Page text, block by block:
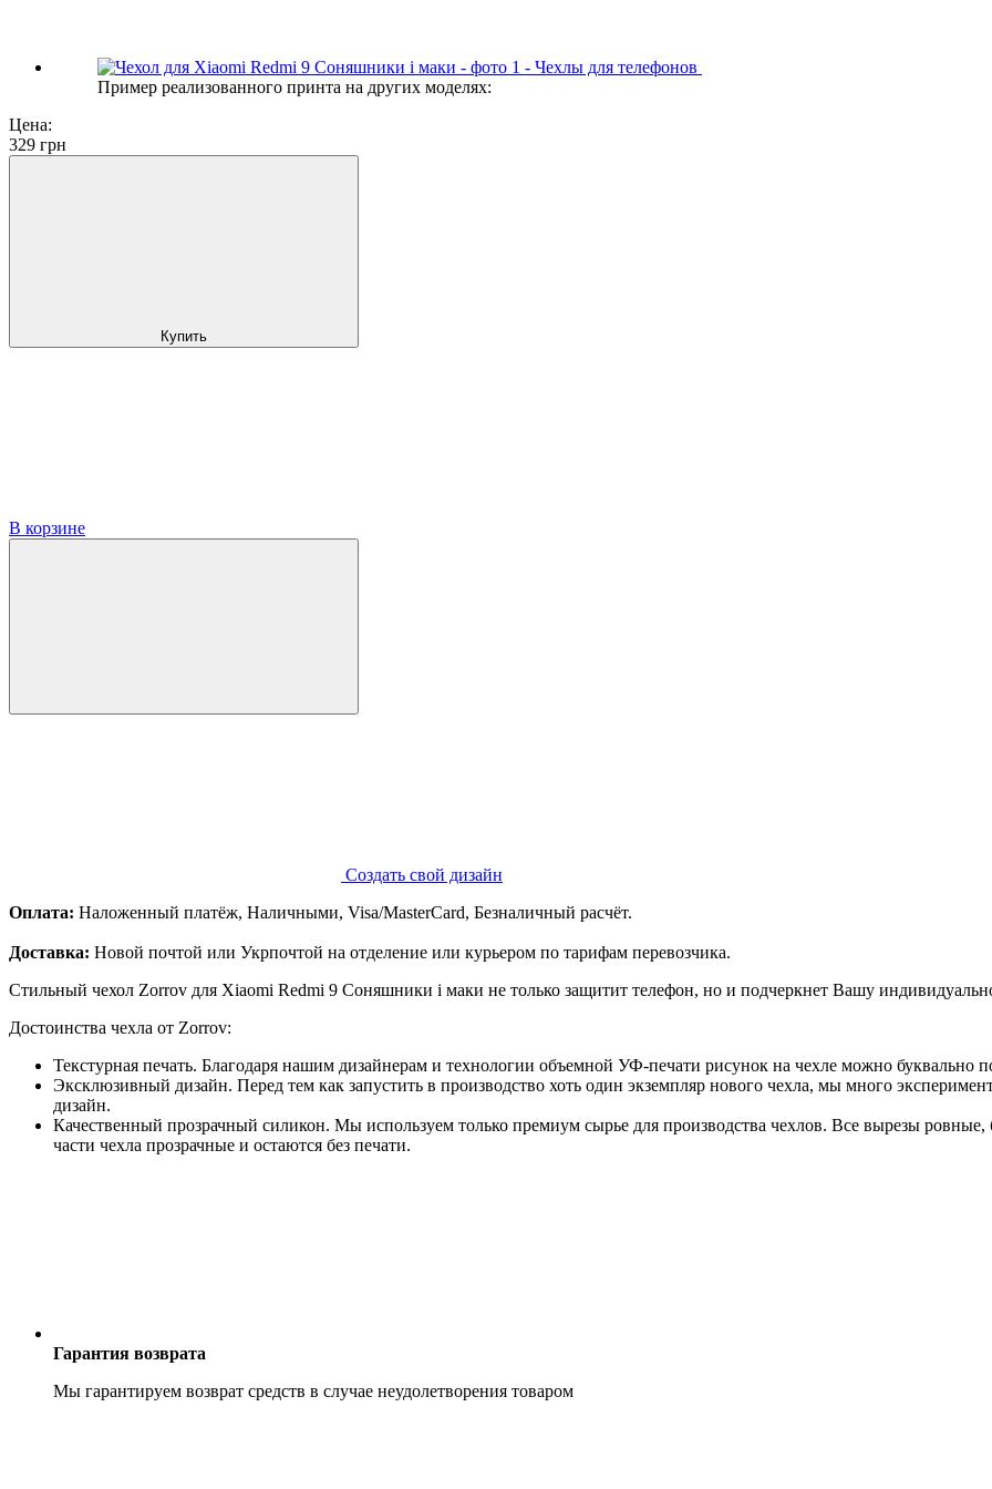
Пример реализованного принта на других моделях:
Цена:
329 грн
Купить
В корзине
Создать свой дизайн
Оплата: Наложенный платёж, Наличными, Visa/MasterCard, Безналичный расчёт.
Доставка: Новой почтой или Укрпочтой на отделение или курьером по тарифам перевозчика.
Стильный чехол Zorrov для Xiaomi Redmi 9 Соняшники і маки не только защитит телефон, но и подчеркнет Вашу
Достоинства чехла от Zorrov:
Текстурная печать. Благодаря нашим дизайнерам и технологии объемной УФ-печати рисунок на чехле можно буквально
Эксклюзивный дизайн. Перед тем как запустить в производство хоть один экземпляр нового чехла, мы много
дизайн.
Качественный прозрачный силикон. Мы используем только премиум сырье для производства чехлов. Все вырезы ровные,
части чехла прозрачные и остаются без печати.
Гарантия возврата
Мы гарантируем возврат средств в случае неудолетворения товаром